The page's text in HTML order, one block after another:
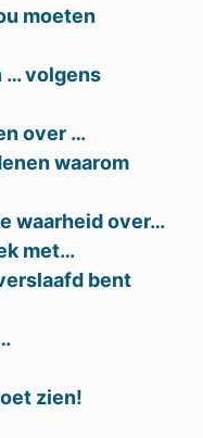
moeten
… volgens
over …
waarom
waarheid over…
met…
bent
zien!